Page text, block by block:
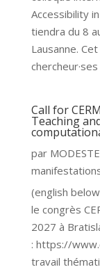
Accessibility
tiendra du 8
Lausanne.
Call for
Teaching
par
(english
le congrès
2027 à
: https://
travail